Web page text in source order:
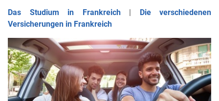
Das Studium in Frankreich| Die verschiedenen
Versicherungen in Frankreich